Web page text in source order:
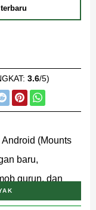
3.6/5)
(Mounts
baru,
gurun, dan